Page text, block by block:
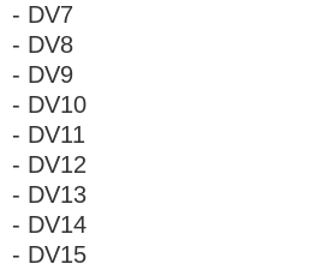
- DV7
- DV8
- DV9
- DV10
- DV11
- DV12
- DV13
- DV14
- DV15